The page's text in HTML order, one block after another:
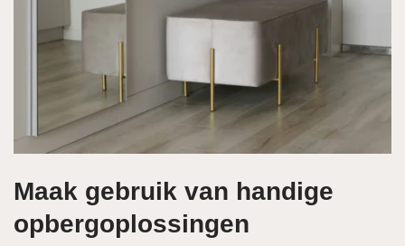
Maak gebruik van handige
opbergoplossingen